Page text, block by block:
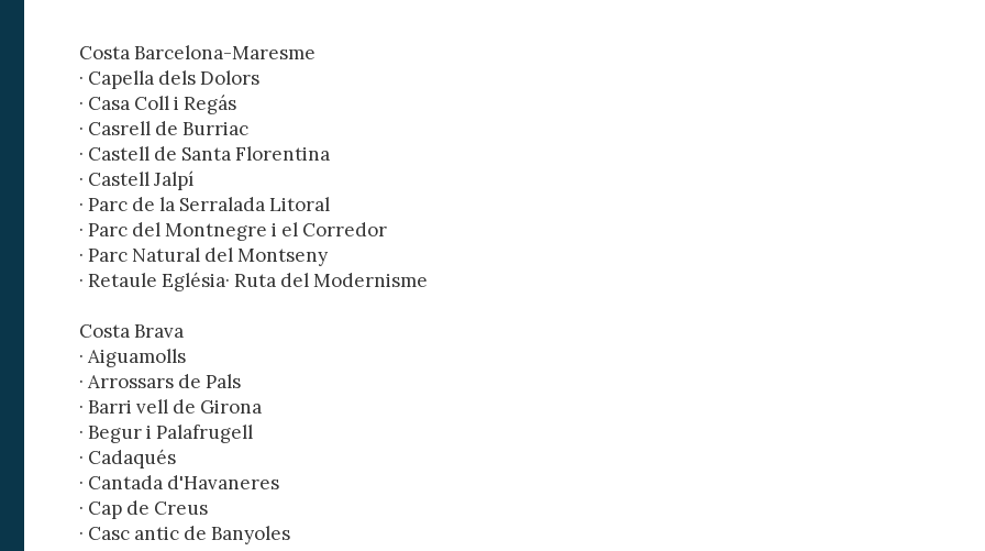
Costa Barcelona-Maresme
· Capella dels Dolors
· Casa Coll i Regás
· Casrell de Burriac
· Castell de Santa Florentina
· Castell Jalpí
· Parc de la Serralada Litoral
· Parc del Montnegre i el Corredor
· Parc Natural del Montseny
· Retaule Eglésia· Ruta del Modernisme
Costa Brava
· Aiguamolls
· Arrossars de Pals
· Barri vell de Girona
· Begur i Palafrugell
· Cadaqués
· Cantada d'Havaneres
· Cap de Creus
· Casc antic de Banyoles